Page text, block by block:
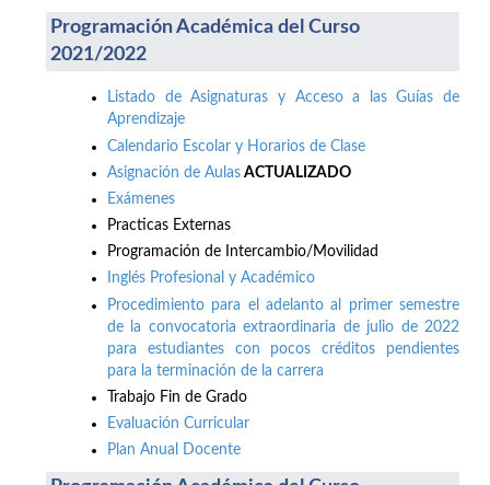
Programación Académica del Curso
2021/2022
Listado de Asignaturas y Acceso a las Guías de
Aprendizaje
Calendario Escolar y Horarios de Clase
Asignación de Aulas ACTUALIZADO
Exámenes
Practicas Externas
Programación de Intercambio/Movilidad
Inglés Profesional y Académico
Procedimiento para el adelanto al primer semestre
de la convocatoria extraordinaria de julio de 2022
para estudiantes con pocos créditos pendientes
para la terminación de la carrera
Trabajo Fin de Grado
Evaluación Curricular
Plan Anual Docente